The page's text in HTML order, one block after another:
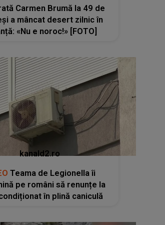
Carmen Brumă la 49 de
a mâncat desert zilnic în
«Nu e noroc!» [FOTO]
kanald2.ro
Teama de Legionella îi
pe români să renunțe la
în plină caniculă